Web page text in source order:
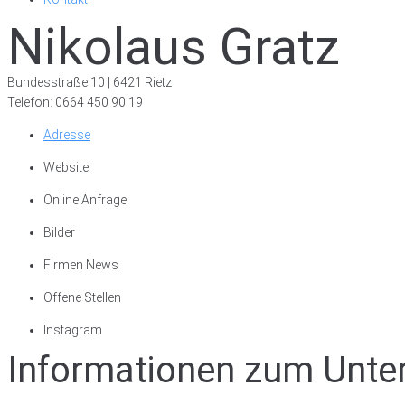
Nikolaus Gratz
Bundesstraße 10 | 6421 Rietz
Telefon: 0664 450 90 19
Adresse
Website
Online Anfrage
Bilder
Firmen News
Offene Stellen
Instagram
Informationen zum